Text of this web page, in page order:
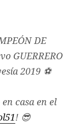
DE
GUERRERO
2019 ⚽️
casa en el
! 😎